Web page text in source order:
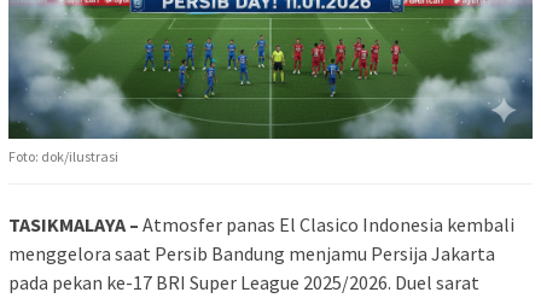
Foto: dok/ilustrasi
TASIKMALAYA – Atmosfer panas El Clasico Indonesia kembali
menggelora saat Persib Bandung menjamu Persija Jakarta
pada pekan ke-17 BRI Super League 2025/2026. Duel sarat